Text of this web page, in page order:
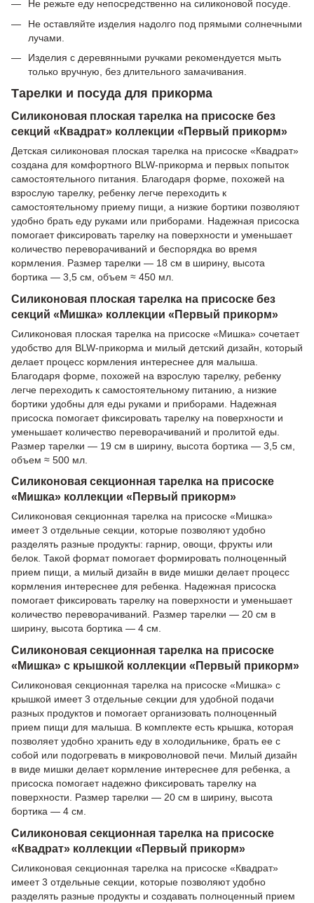
Не режьте еду непосредственно на силиконовой посуде.
Не оставляйте изделия надолго под прямыми солнечными
лучами.
Изделия с деревянными ручками рекомендуется мыть
только вручную, без длительного замачивания.
Тарелки и посуда для прикорма
Силиконовая плоская тарелка на присоске без
секций «Квадрат» коллекции «Первый прикорм»
Детская силиконовая плоская тарелка на присоске «Квадрат»
создана для комфортного BLW-прикорма и первых попыток
самостоятельного питания. Благодаря форме, похожей на
взрослую тарелку, ребенку легче переходить к
самостоятельному приему пищи, а низкие бортики позволяют
удобно брать еду руками или приборами. Надежная присоска
помогает фиксировать тарелку на поверхности и уменьшает
количество переворачиваний и беспорядка во время
кормления. Размер тарелки — 18 см в ширину, высота
бортика — 3,5 см, объем ≈ 450 мл.
Силиконовая плоская тарелка на присоске без
секций «Мишка» коллекции «Первый прикорм»
Силиконовая плоская тарелка на присоске «Мишка» сочетает
удобство для BLW-прикорма и милый детский дизайн, который
делает процесс кормления интереснее для малыша.
Благодаря форме, похожей на взрослую тарелку, ребенку
легче переходить к самостоятельному питанию, а низкие
бортики удобны для еды руками и приборами. Надежная
присоска помогает фиксировать тарелку на поверхности и
уменьшает количество переворачиваний и пролитой еды.
Размер тарелки — 19 см в ширину, высота бортика — 3,5 см,
объем ≈ 500 мл.
Силиконовая секционная тарелка на присоске
«Мишка» коллекции «Первый прикорм»
Силиконовая секционная тарелка на присоске «Мишка»
имеет 3 отдельные секции, которые позволяют удобно
разделять разные продукты: гарнир, овощи, фрукты или
белок. Такой формат помогает формировать полноценный
прием пищи, а милый дизайн в виде мишки делает процесс
кормления интереснее для ребенка. Надежная присоска
помогает фиксировать тарелку на поверхности и уменьшает
количество переворачиваний. Размер тарелки — 20 см в
ширину, высота бортика — 4 см.
Силиконовая секционная тарелка на присоске
«Мишка» с крышкой коллекции «Первый прикорм»
Силиконовая секционная тарелка на присоске «Мишка» с
крышкой имеет 3 отдельные секции для удобной подачи
разных продуктов и помогает организовать полноценный
прием пищи для малыша. В комплекте есть крышка, которая
позволяет удобно хранить еду в холодильнике, брать ее с
собой или подогревать в микроволновой печи. Милый дизайн
в виде мишки делает кормление интереснее для ребенка, а
присоска помогает надежно фиксировать тарелку на
поверхности. Размер тарелки — 20 см в ширину, высота
бортика — 4 см.
Силиконовая секционная тарелка на присоске
«Квадрат» коллекции «Первый прикорм»
Силиконовая секционная тарелка на присоске «Квадрат»
имеет 3 отдельные секции, которые позволяют удобно
разделять разные продукты и создавать полноценный прием